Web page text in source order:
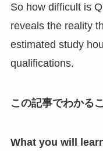
So how difficult is
reveals the reality
estimated study
qualifications.
この記事でわかる
What you will